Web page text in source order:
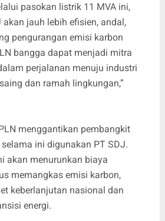
pasokan listrik 11 MVA ini,
jauh lebih efisien, andal,
pengurangan emisi karbon
bangga dapat menjadi mitra
perjalanan menuju industri
dan ramah lingkungan,”
menggantikan pembangkit
ini digunakan PT SDJ.
akan menurunkan biaya
memangkas emisi karbon,
keberlanjutan nasional dan
energi.